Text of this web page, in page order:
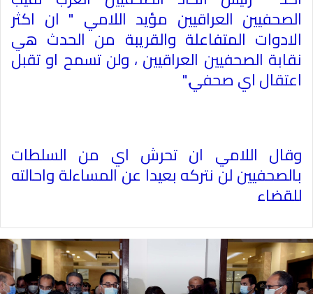
الصحفيين العراقيين مؤيد اللامي " ان اكثر
الادوات المتفاعلة والقريبة من الحدث هي
نقابة الصحفيين العراقيين ، ولن تسمح او تقبل
اعتقال اي صحفي".
وقال اللامي ان تحرش اي من السلطات
بالصحفيين لن نتركه بعيدا عن المساءلة واحالته
للقضاء